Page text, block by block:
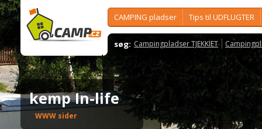
CAMPING pladser Tips til UDFLUGTER
søg: Campingpladser TJEKKIET
kemp In-life
WWW sider